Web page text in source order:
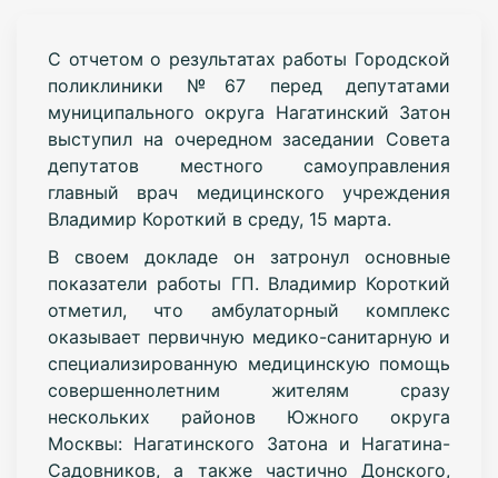
С отчетом о результатах работы Городской
поликлиники №67 перед депутатами
муниципального округа Нагатинский Затон
выступил на очередном заседании Совета
депутатов местного самоуправления
главный врач медицинского учреждения
Владимир Короткий в среду, 15 марта.
В своем докладе он затронул основные
показатели работы ГП. Владимир Короткий
отметил, что амбулаторный комплекс
оказывает первичную медико-санитарную и
специализированную медицинскую помощь
совершеннолетним жителям сразу
нескольких районов Южного округа
Москвы: Нагатинского Затона и Нагатина-
Садовников, а также частично Донского,